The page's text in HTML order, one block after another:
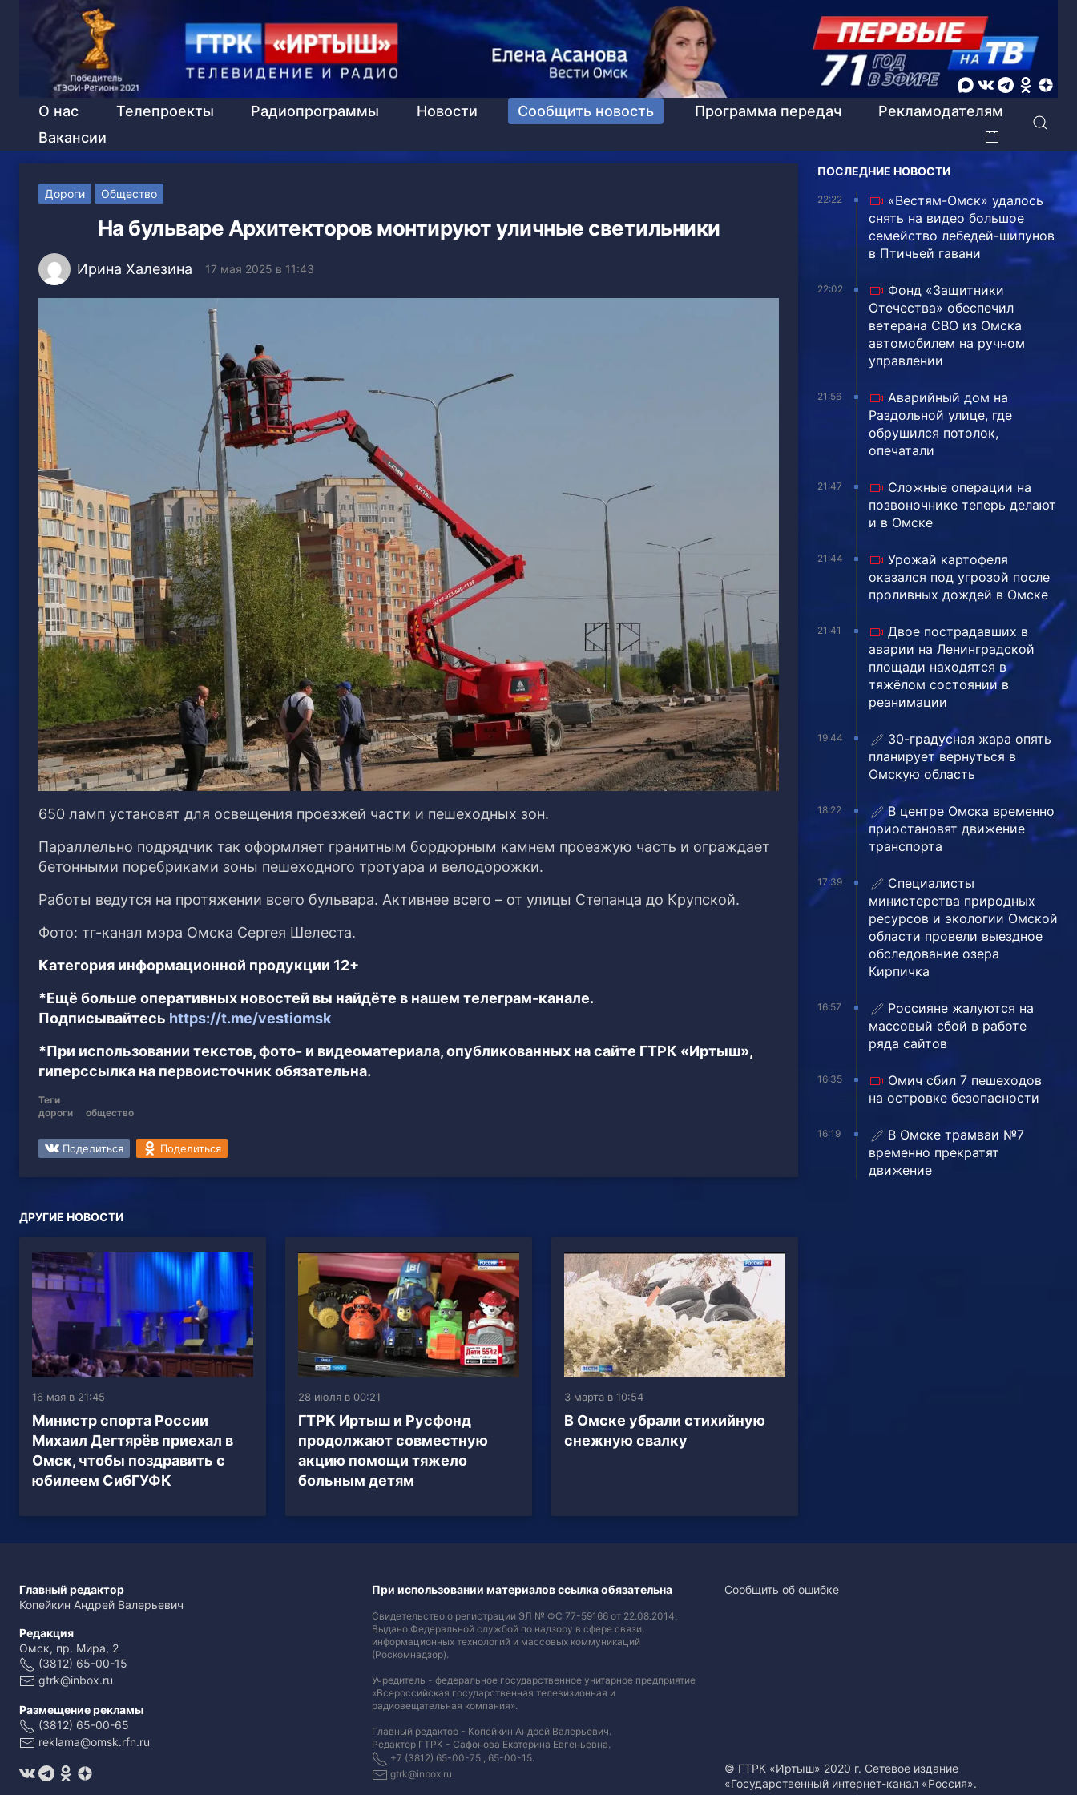
О нас Телепроекты Радиопрограммы Новости Сообщить новость Программа передач
Рекламодателям
Вакансии
Дороги Общество
На бульваре Архитекторов монтируют уличные светильники
Ирина Халезина 17 мая 2025 в 11:43
650 ламп установят для освещения проезжей части и пешеходных зон.
Параллельно подрядчик так оформляет гранитным бордюрным камнем проезжую часть и ограждает
бетонными поребриками зоны пешеходного тротуара и велодорожки.
Работы ведутся на протяжении всего бульвара. Активнее всего – от улицы Степанца до Крупской.
Фото: тг-канал мэра Омска Сергея Шелеста.
Категория информационной продукции 12+
*Ещё больше оперативных новостей вы найдёте в нашем телеграм-канале.
Подписывайтесь https://t.me/vestiomsk
*При использовании текстов, фото- и видеоматериала, опубликованных на сайте ГТРК «Иртыш»,
гиперссылка на первоисточник обязательна.
Теги
дороги
общество
Поделиться Поделиться
ДРУГИЕ НОВОСТИ
16 мая в 21:45
Министр спорта России
Михаил Дегтярёв приехал в
Омск, чтобы поздравить с
юбилеем СибГУФК
28 июля в 00:21
ГТРК Иртыш и Русфонд
продолжают совместную
акцию помощи тяжело
больным детям
3 марта в 10:54
В Омске убрали стихийную
снежную свалку
ПОСЛЕДНИЕ НОВОСТИ
22:22
«Вестям-Омск» удалось
снять на видео большое
семейство лебедей-шипунов
в Птичьей гавани
22:02
Фонд «Защитники
Отечества» обеспечил
ветерана СВО из Омска
автомобилем на ручном
управлении
21:56
Аварийный дом на
Раздольной улице, где
обрушился потолок,
опечатали
21:47
Сложные операции на
позвоночнике теперь делают
и в Омске
21:44
Урожай картофеля
оказался под угрозой после
проливных дождей в Омске
21:41
Двое пострадавших в
аварии на Ленинградской
площади находятся в
тяжёлом состоянии в
реанимации
19:44
30-градусная жара опять
планирует вернуться в
Омскую область
18:22
В центре Омска временно
приостановят движение
транспорта
17:39
Специалисты
министерства природных
ресурсов и экологии Омской
области провели выездное
обследование озера
Кирпичка
16:57
Россияне жалуются на
массовый сбой в работе
ряда сайтов
16:35
Омич сбил 7 пешеходов
на островке безопасности
16:19
В Омске трамваи №7
временно прекратят
движение
Главный редактор
Копейкин Андрей Валерьевич
Редакция
Омск, пр. Мира, 2
(3812) 65-00-15
gtrk@inbox.ru
Размещение рекламы
(3812) 65-00-65
reklama@omsk.rfn.ru
При использовании материалов ссылка обязательна
Свидетельство о регистрации ЭЛ № ФС 77-59166 от 22.08.2014.
Выдано Федеральной службой по надзору в сфере связи,
информационных технологий и массовых коммуникаций
(Роскомнадзор).
Учредитель - федеральное государственное унитарное предприятие
«Всероссийская государственная телевизионная и
радиовещательная компания».
Главный редактор - Копейкин Андрей Валерьевич.
Редактор ГТРК - Сафонова Екатерина Евгеньевна.
+7 (3812) 65-00-75 , 65-00-15.
gtrk@inbox.ru
Сообщить об ошибке
© ГТРК «Иртыш» 2020 г. Сетевое издание
«Государственный интернет-канал «Россия».